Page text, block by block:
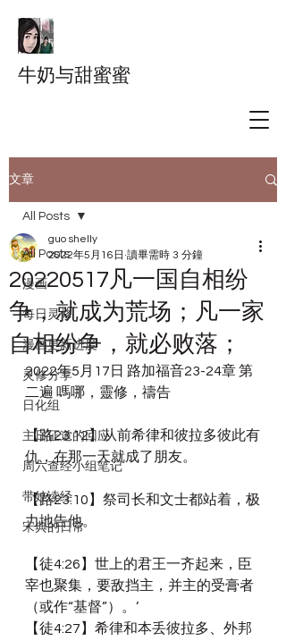
牛奶与甜蜜蜜
文章
All Posts
漫画
每日灵修
漫画更新进度
灵修分享
日化组
主日证道的回应
周六查经小组笔记
带娃读经
宋典的日常
All Posts
20220517凡一国自相纷
争，就成为荒场；凡一家
自相纷争，就必败落；
guo shelly
2022年5月16日 讀畢需時 3 分鐘
2022年5月17日 路加福音23-24章 第
二遍 嗎哪，靈修，禱告
【路23:12】从前希律和彼拉多彼此有
仇，在那一天就成了朋友。
【路23:10】祭司长和文士都站着，极
力地告他。
【徒4:26】世上的君王一齐起来，臣
宰也聚集，要敌挡主，并主的受膏者
（或作“基督”）。’
【徒4:27】希律和本丢彼拉多、外邦